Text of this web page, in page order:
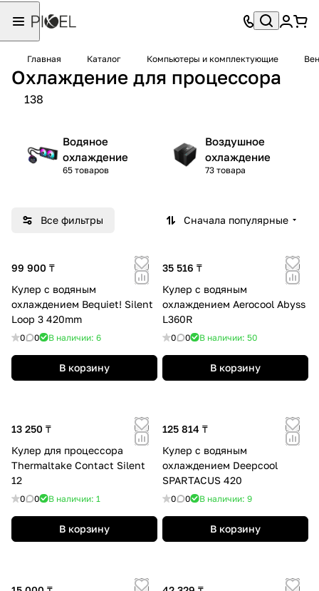
Главная Каталог Компьютеры и комплектующие
Охлаждение для процессора
138
Водяное
охлаждение
65 товаров
Воздушное
охлаждение
73 товара
Все фильтры Сначала популярные
99 900 ₸
Кулер с водяным
охлаждением Bequiet! Silent
Loop 3 420mm
0 0 В наличии: 6
В корзину
35 516 ₸
Кулер с водяным
охлаждением Aerocool Abyss
L360R
0 0 В наличии: 50
В корзину
13 250 ₸
Кулер для процессора
Thermaltake Contact Silent
12
0 0 В наличии: 1
В корзину
125 814 ₸
Кулер с водяным
охлаждением Deepcool
SPARTACUS 420
0 0 В наличии: 9
В корзину